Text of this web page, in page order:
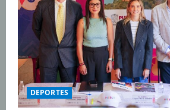
d
o DEPORTES